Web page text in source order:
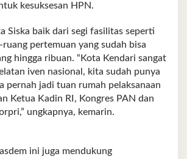
kesuksesan HPN.
Siska baik dari segi fasilitas seperti
pertemuan yang sudah bisa
hingga ribuan. “Kota Kendari sangat
iven nasional, kita sudah punya
pernah jadi tuan rumah pelaksanaan
Ketua Kadin RI, Kongres PAN dan
ungkapnya, kemarin.
ini juga mendukung